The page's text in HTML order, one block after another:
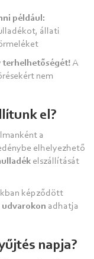
például:
állati
terhelhetőségét! A
nem
el?
a
elhelyezhető
elszállítását
képződött
adhatja
napja?